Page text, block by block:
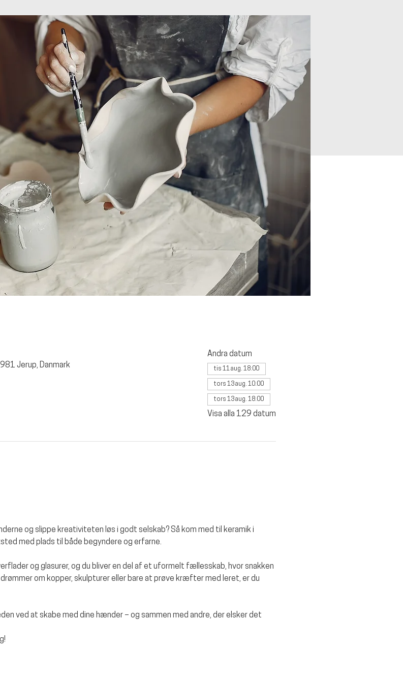
Jerup, Danmark
Andra datum
tis 11 aug. 18:00
tors 13 aug. 10:00
tors 13 aug. 18:00
Visa alla 129 datum
og slippe kreativiteten løs i godt selskab? Så kom med til keramik i
med plads til både begyndere og erfarne.
og glasurer, og du bliver en del af et uformelt fællesskab, hvor snakken
om kopper, skulpturer eller bare at prøve kræfter med leret, er du
ved at skabe med dine hænder – og sammen med andre, der elsker det